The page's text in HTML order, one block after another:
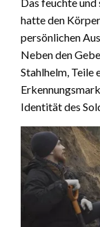
hatte den
persönlichen
Neben den
Stahlhelm, Teile
Identität des